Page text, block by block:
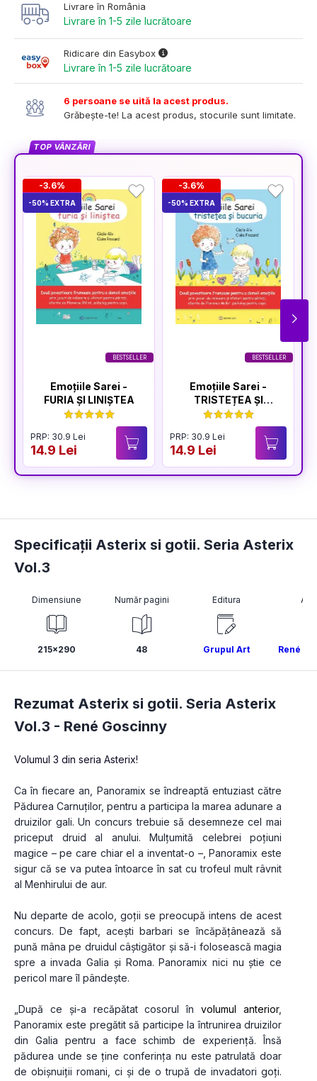
Livrare în România
Livrare în 1-5 zile lucrătoare
Ridicare din Easybox
Livrare în 1-5 zile lucrătoare
6 persoane se uită la acest produs.
Grăbește-te! La acest produs, stocurile sunt limitate.
TOP VÂNZĂRI
BESTSELLER
-3.6%
-50% EXTRA
Emoțiile Sarei -
FURIA ȘI LINIȘTEA
PRP: 30.9 Lei
14.9 Lei
BESTSELLER
-3.6%
-50% EXTRA
Emoțiile Sarei -
TRISTEȚEA ȘI
BUCURIA
PRP: 30.9 Lei
14.9 Lei
Specificații Asterix si gotii. Seria Asterix
Vol.3
Dimensiune
215x290
Număr pagini
48
Editura
Grupul Art René
Rezumat Asterix si gotii. Seria Asterix
Vol.3 - René Goscinny
Volumul 3 din seria Asterix!
Ca în fiecare an, Panoramix se îndreaptă entuziast către
Pădurea Carnuților, pentru a participa la marea adunare a
druizilor gali. Un concurs trebuie să desemneze cel mai
priceput druid al anului. Mulțumită celebrei poțiuni
magice – pe care chiar el a inventat-o –, Panoramix este
sigur că se va putea întoarce în sat cu trofeul mult râvnit
al Menhirului de aur.
Nu departe de acolo, goții se preocupă intens de acest
concurs. De fapt, acești barbari se încăpățânează să
pună mâna pe druidul câștigător și să-i folosească magia
spre a invada Galia și Roma. Panoramix nici nu știe ce
pericol mare îl pândește.
„După ce și-a recăpătat cosorul în volumul anterior,
Panoramix este pregătit să participe la întrunirea druizilor
din Galia pentru a face schimb de experiență. Însă
pădurea unde se ține conferința nu este patrulată doar
de obișnuiții romani, ci și de o trupă de invadatori goți.